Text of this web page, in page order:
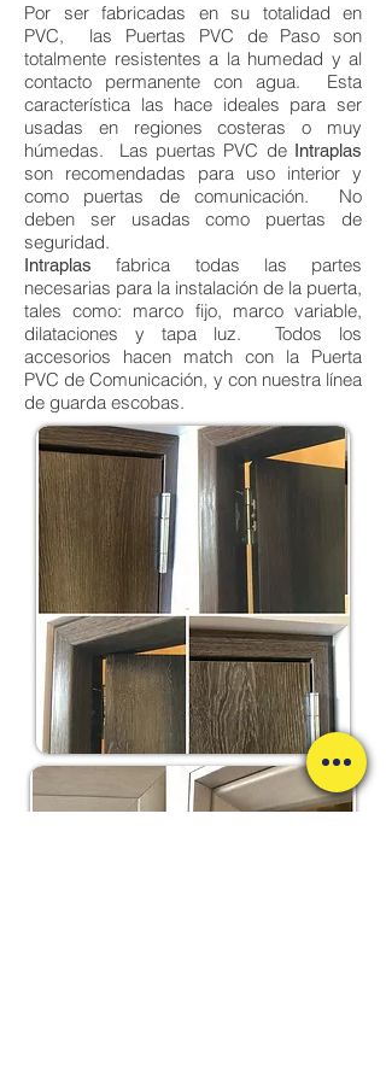
Por ser fabricadas en su totalidad en
PVC, las Puertas PVC de Paso son
totalmente resistentes a la humedad y al
contacto permanente con agua. Esta
característica las hace ideales para ser
usadas en regiones costeras o muy
húmedas. Las puertas PVC de Intraplas
son recomendadas para uso interior y
como puertas de comunicación. No
deben ser usadas como puertas de
seguridad.
Intraplas
fabrica todas las partes
necesarias para la instalación de la puerta,
tales como: marco fijo, marco variable,
dilataciones y tapa luz. Todos los
accesorios hacen match con la Puerta
PVC de Comunicación, y con nuestra línea
de guarda escobas.